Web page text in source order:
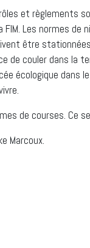
et règlements
Les normes
être
de couler dans la
écologique
de courses. Ce
Marcoux.